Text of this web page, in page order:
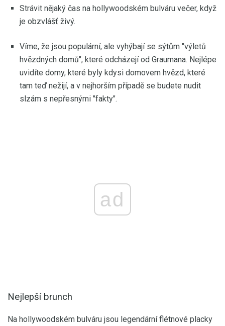
Strávit nějaký čas na hollywoodském bulváru večer, když
je obzvlášť živý.
Víme, že jsou populární, ale vyhýbají se sýtům "výletů
hvězdných domů", které odcházejí od Graumana. Nejlépe
uvidíte domy, které byly kdysi domovem hvězd, které
tam teď nežijí, a v nejhorším případě se budete nudit
slzám s nepřesnými "fakty".
ad
Nejlepší brunch
Na hollywoodském bulváru jsou legendární flétnové placky